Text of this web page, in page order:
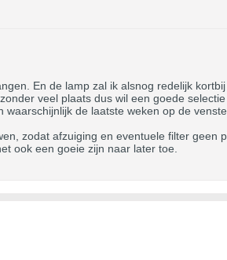
En de lamp zal ik alsnog redelijk kortbij
veel plaats dus wil een goede
de laatste weken op de
zodat afzuiging en eventuele filter geen
ook een goeie zijn naar later toe.